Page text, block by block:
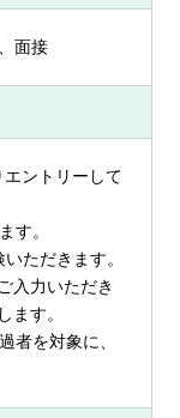
面接
トリーして
す。
だきます。
いただき
ます。
を対象に、